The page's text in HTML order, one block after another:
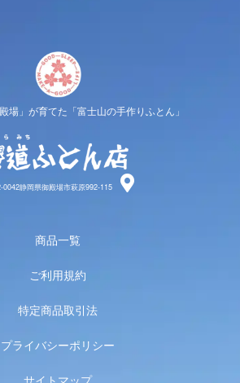
場」が育てた「富士山の手作りふとん」
0042静岡県御殿場市萩原992-115
商品一覧
ご利用規約
特定商品取引法
プライバシーポリシー